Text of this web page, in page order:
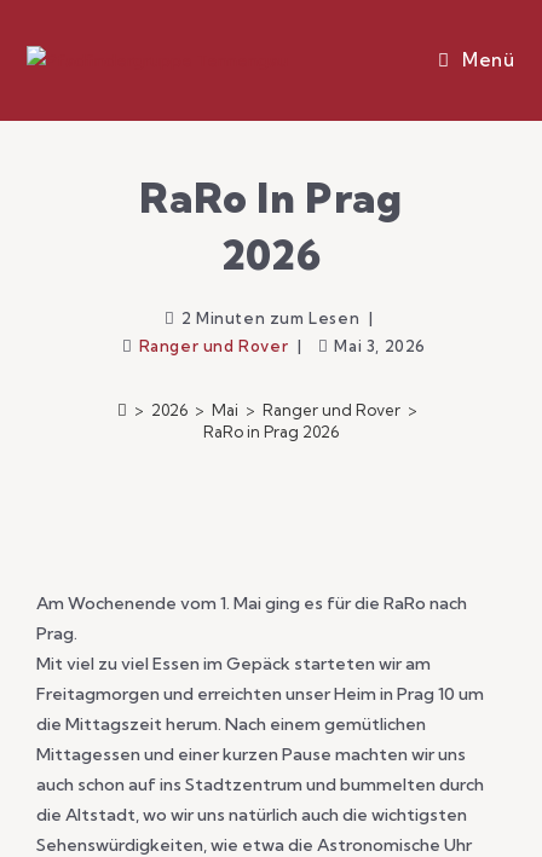
Menü
RaRo In Prag
2026
2 Minuten zum Lesen
Ranger und Rover
Mai 3, 2026
> 2026 > Mai > Ranger und Rover >
RaRo in Prag 2026
Am Wochenende vom 1. Mai ging es für die RaRo nach
Prag.
Mit viel zu viel Essen im Gepäck starteten wir am
Freitagmorgen und erreichten unser Heim in Prag 10 um
die Mittagszeit herum. Nach einem gemütlichen
Mittagessen und einer kurzen Pause machten wir uns
auch schon auf ins Stadtzentrum und bummelten durch
die Altstadt, wo wir uns natürlich auch die wichtigsten
Sehenswürdigkeiten, wie etwa die Astronomische Uhr